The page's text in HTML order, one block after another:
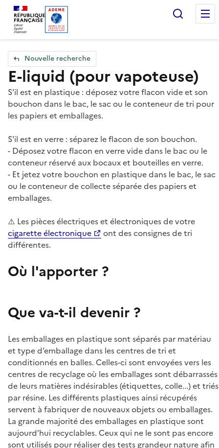
Accueil — Que Faire de mes objets & déchets
Nouvelle recherche
E-liquid (pour vapoteuse)
S'il est en plastique : déposez votre flacon vide et son
bouchon dans le bac, le sac ou le conteneur de tri pour
les papiers et emballages.
S'il est en verre : séparez le flacon de son bouchon.
- Déposez votre flacon en verre vide dans le bac ou le
conteneur réservé aux bocaux et bouteilles en verre.
- Et jetez votre bouchon en plastique dans le bac, le sac
ou le conteneur de collecte séparée des papiers et
emballages.
⚠️ Les pièces électriques et électroniques de votre
cigarette électronique
ont des consignes de tri
différentes.
Où l'apporter ?
Que va-t-il devenir ?
Les emballages en plastique sont séparés par matériau
et type d’emballage dans les centres de tri et
conditionnés en balles. Celles-ci sont envoyées vers les
centres de recyclage où les emballages sont débarrassés
de leurs matières indésirables (étiquettes, colle...) et triés
par résine. Les différents plastiques ainsi récupérés
servent à fabriquer de nouveaux objets ou emballages.
La grande majorité des emballages en plastique sont
aujourd’hui recyclables. Ceux qui ne le sont pas encore
sont utilisés pour réaliser des tests grandeur nature afin